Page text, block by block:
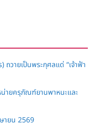
วายเป็นพระกุศลแด่ “เจ้าฟ้า
น่ายครุภัณฑ์ยานพาหนะและ
ายน 2569